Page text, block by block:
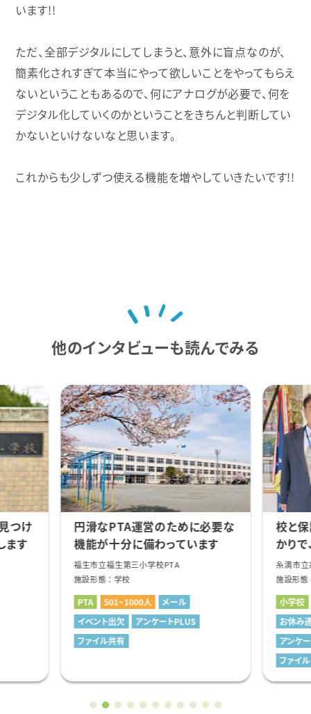
います!!
ただ、全部デジタルにしてしまうと、意外に盲点なのが、
簡素化されすぎて本当にやって欲しいことをやってもらえ
ないということもあるので、何にアナログが必要で、何を
デジタル化していくのかということをきちんと判断してい
かないといけないなと思います。
これからも少しずつ使える機能を増やしていきたいです!!
他のインタビューも読んでみる
つけ
ます
円滑なPTA運営のために必要な
機能が十分に備わっています
福生市立福生第三小学校PTA
施設形態 ： 学校
PTA 501~1000人
メール
イベント出欠
アンケートPLUS
ファイル共有
校と
かり
定着
糸満市立
施設形態
小学校
お休み
アンケ
ファイ